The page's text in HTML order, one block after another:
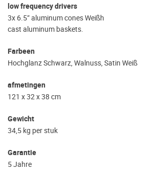
low frequency drivers
3x 6.5” aluminum cones Weißh
cast aluminum baskets.
Farbeen
Hochglanz Schwarz, Walnuss, Satin Weiß
afmetingen
121 x 32 x 38 cm
Gewicht
34,5 kg per stuk
Garantie
5 Jahre